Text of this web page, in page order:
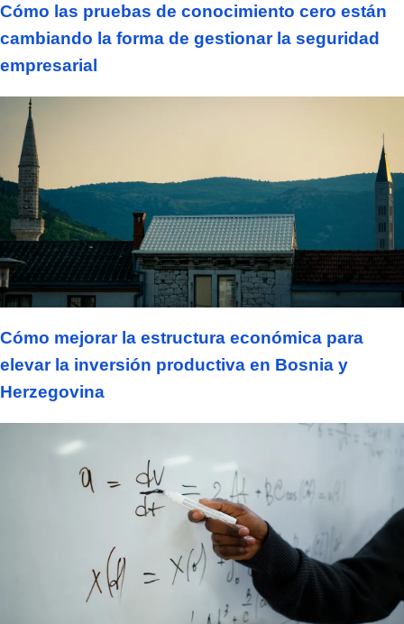
Cómo las pruebas de conocimiento cero están
cambiando la forma de gestionar la seguridad
empresarial
Cómo mejorar la estructura económica para
elevar la inversión productiva en Bosnia y
Herzegovina